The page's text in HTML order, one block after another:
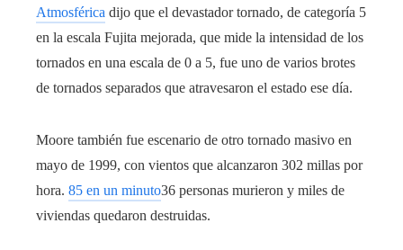
Atmosférica dijo que el devastador tornado, de categoría 5
en la escala Fujita mejorada, que mide la intensidad de los
tornados en una escala de 0 a 5, fue uno de varios brotes
de tornados separados que atravesaron el estado ese día.
Moore también fue escenario de otro tornado masivo en
mayo de 1999, con vientos que alcanzaron 302 millas por
hora. 85 en un minuto36 personas murieron y miles de
viviendas quedaron destruidas.